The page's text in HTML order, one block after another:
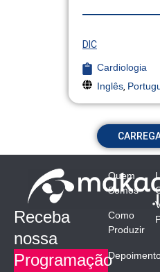
DIC
Cardiologia
Inglês
Receba
nossa
Programação
Quem
Somos
Como
Produzir